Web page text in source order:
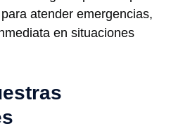
atender emergencias,
en situaciones